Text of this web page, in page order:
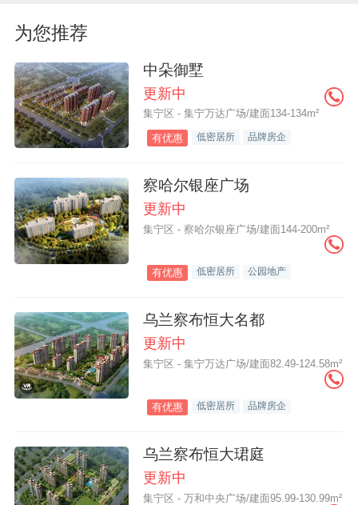
为您推荐
中朵御墅
更新中
集宁区 - 集宁万达广场/建面134-134m²
有优惠 低密居所 品牌房企
察哈尔银座广场
更新中
集宁区 - 察哈尔银座广场/建面144-200m²
有优惠 低密居所 公园地产
乌兰察布恒大名都
更新中
集宁区 - 集宁万达广场/建面82.49-124.58m²
有优惠 低密居所 品牌房企
乌兰察布恒大珺庭
更新中
集宁区 - 万和中央广场/建面95.99-130.99m²